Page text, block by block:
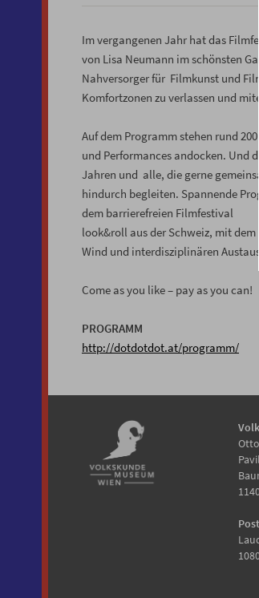
Im vergangenen Jahr hat das
von Lisa Neumann im schönsten
Nahversorger für Filmkunst und
Komfortzonen zu verlassen und
Auf dem Programm stehen rund
und Performances andocken. Und
Jahren und alle, die gerne
hindurch begleiten. Spannende
dem barrierefreien Filmfestival
look&roll aus der Schweiz, mit
Wind und interdisziplinären
Come as you like – pay as you can!
PROGRAMM
http://dotdotdot.at/programm/